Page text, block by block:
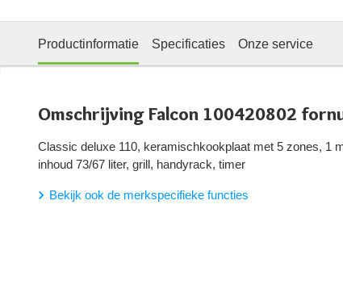
Productinformatie Specificaties Onze service
Omschrijving Falcon 100420802
Classic deluxe 110, keramischkookplaat met 5 zones, 1
inhoud 73/67 liter, grill, handyrack, timer
Bekijk ook de merkspecifieke functies